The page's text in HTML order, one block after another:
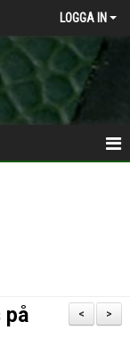
LOGGA IN
>
<
på